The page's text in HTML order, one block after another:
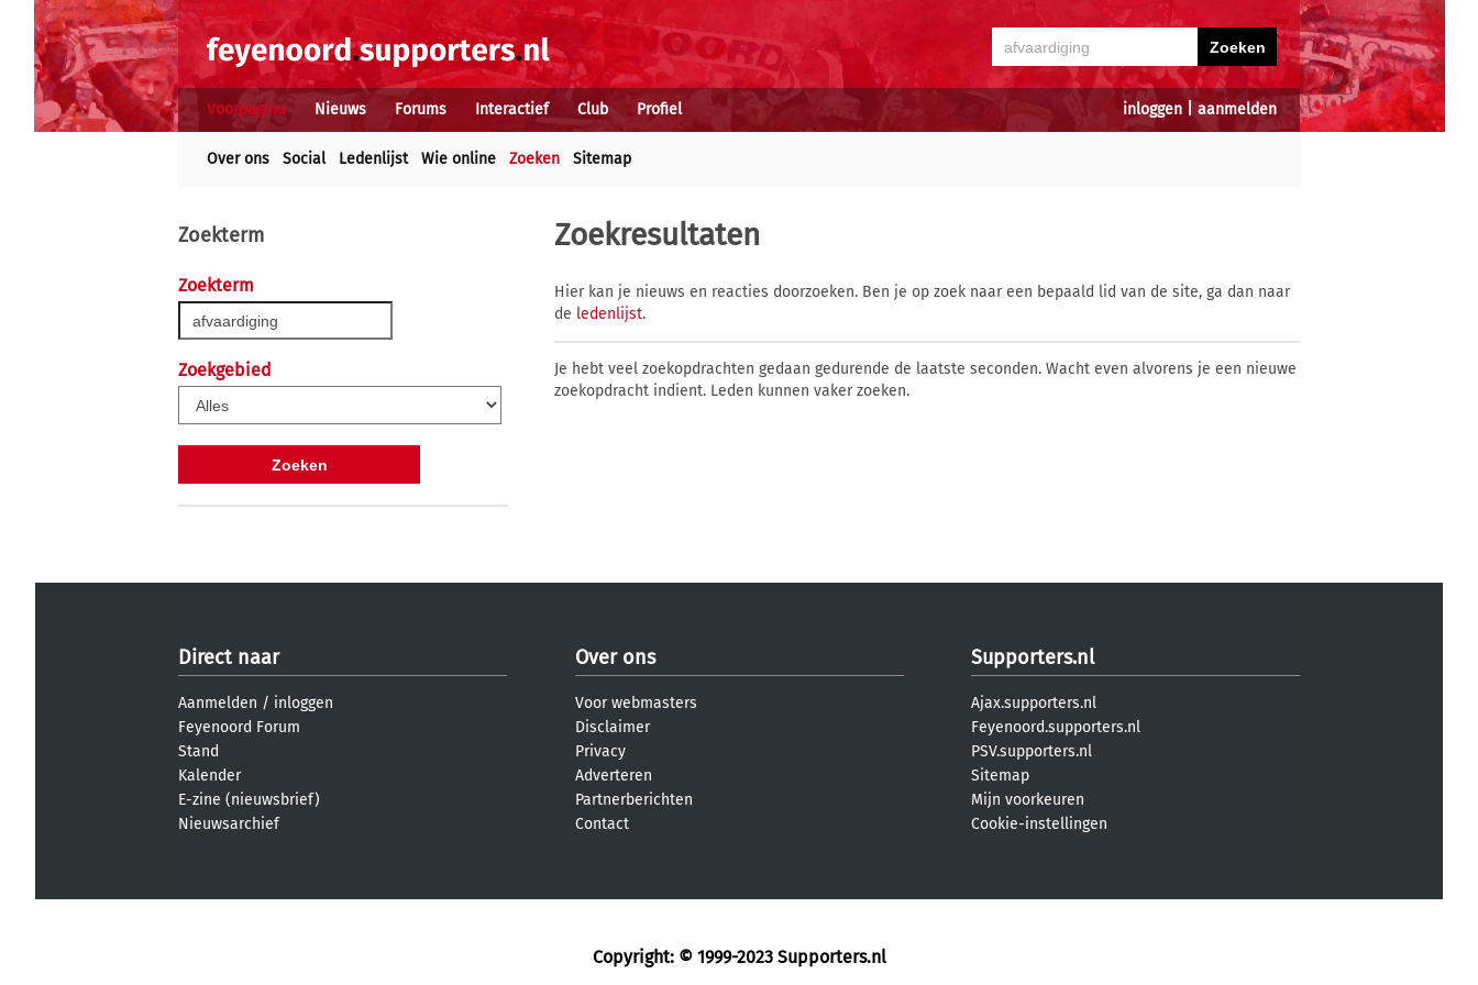
inloggen aanmelden
Voorpagina Nieuws Forums Interactief Club Profiel
Over ons Social Ledenlijst Wie online Zoeken Sitemap
Zoekterm
Zoekterm
Zoekgebied
Zoekresultaten
Hier kan je nieuws en reacties doorzoeken. Ben je op zoek naar een bepaald lid van de site, ga dan naar
de ledenlijst.
Je hebt veel zoekopdrachten gedaan gedurende de laatste seconden. Wacht even alvorens je een nieuwe
zoekopdracht indient. Leden kunnen vaker zoeken.
Direct naar
Aanmelden / inloggen
Feyenoord Forum
Stand
Kalender
E-zine (nieuwsbrief)
Nieuwsarchief
Over ons
Voor webmasters
Disclaimer
Privacy
Adverteren
Partnerberichten
Contact
Supporters.nl
Ajax.supporters.nl
Feyenoord.supporters.nl
PSV.supporters.nl
Sitemap
Mijn voorkeuren
Cookie-instellingen
Copyright: © 1999-2023 Supporters.nl